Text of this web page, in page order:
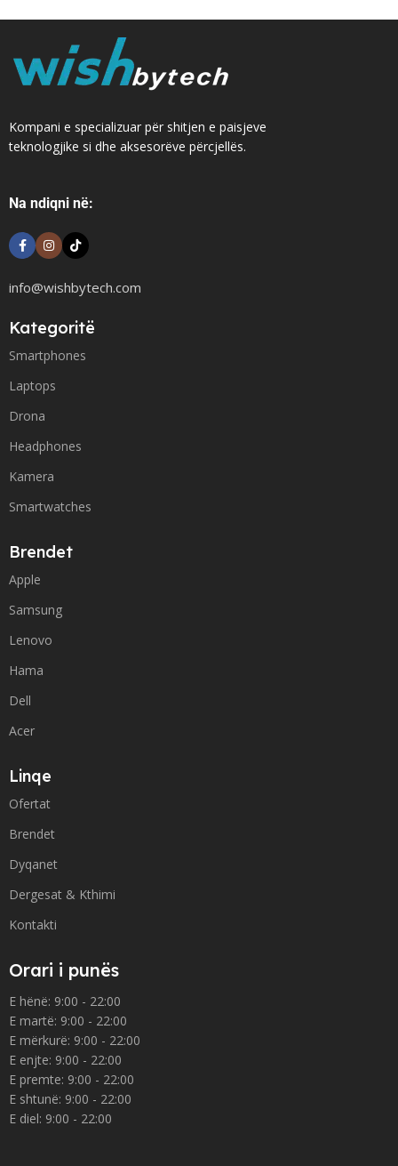
Kompani e specializuar për shitjen e paisjeve
teknologjike si dhe aksesorëve përcjellës.
Na ndiqni në:
info@wishbytech.com
Kategoritë
Smartphones
Laptops
Drona
Headphones
Kamera
Smartwatches
Brendet
Apple
Samsung
Lenovo
Hama
Dell
Acer
Linqe
Ofertat
Brendet
Dyqanet
Dergesat & Kthimi
Kontakti
Orari i punës
E hënë: 9:00 - 22:00
E martë: 9:00 - 22:00
E mërkurë: 9:00 - 22:00
E enjte: 9:00 - 22:00
E premte: 9:00 - 22:00
E shtunë: 9:00 - 22:00
E diel: 9:00 - 22:00